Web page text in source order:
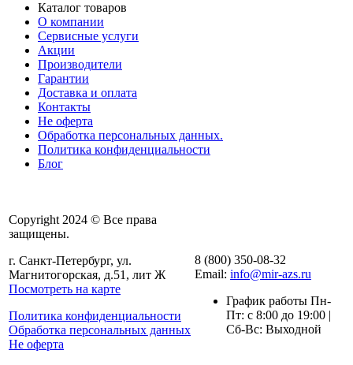
Каталог товаров
О компании
Сервисные услуги
Акции
Производители
Гарантии
Доставка и оплата
Контакты
Не оферта
Обработка персональных данных.
Политика конфиденциальности
Блог
Copyright 2024 © Все права
защищены.
г. Санкт-Петербург, ул.
Магнитогорская, д.51, лит Ж
Посмотреть на карте
Политика конфиденциальности
Обработка персональных данных
Не оферта
8 (800) 350-08-32
Email: info@mir-azs.ru
График работы Пн-
Пт: с 8:00 до 19:00 |
Сб-Вс: Выходной